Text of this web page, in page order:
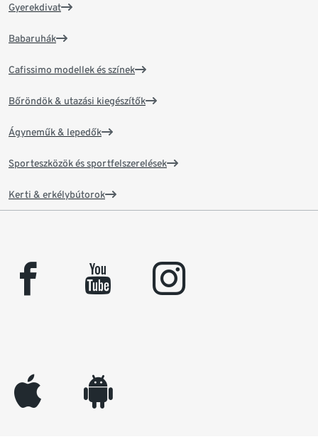
Gyerekdivat
Babaruhák
Cafissimo modellek és színek
Bőröndök & utazási kiegészítők
Ágyneműk & lepedők
Sporteszközök és sportfelszerelések
Kerti & erkélybútorok
facebook youtube instagram
appleinc android